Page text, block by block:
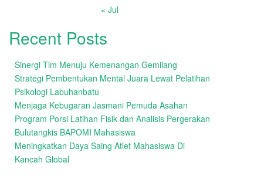
« Jul
Recent Posts
Sinergi Tim Menuju Kemenangan Gemilang
Strategi Pembentukan Mental Juara Lewat Pelatihan
Psikologi Labuhanbatu
Menjaga Kebugaran Jasmani Pemuda Asahan
Program Porsi Latihan Fisik dan Analisis Pergerakan
Bulutangkis BAPOMI Mahasiswa
Meningkatkan Daya Saing Atlet Mahasiswa Di
Kancah Global